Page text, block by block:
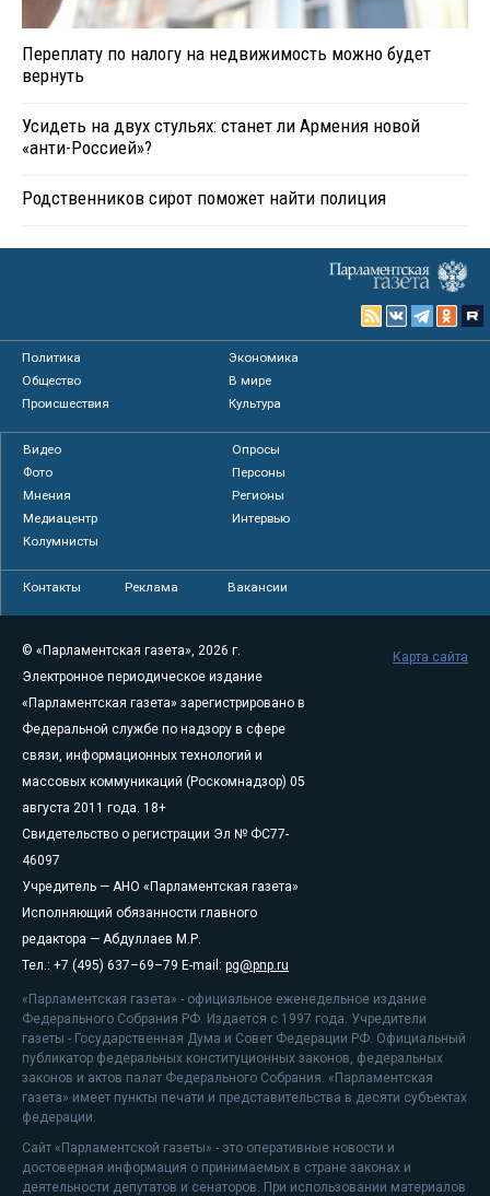
Переплату по налогу на недвижимость можно будет
вернуть
Усидеть на двух стульях: станет ли Армения новой
«анти-Россией»?
Родственников сирот поможет найти полиция
Политика
Экономика
Общество
В мире
Происшествия
Культура
Видео
Опросы
Фото
Персоны
Мнения
Регионы
Медиацентр
Интервью
Колумнисты
Контакты Реклама Вакансии
© «Парламентская газета», 2026 г.
Электронное периодическое издание
«Парламентская газета» зарегистрировано в
Федеральной службе по надзору в сфере
связи, информационных технологий и
массовых коммуникаций (Роскомнадзор) 05
августа 2011 года. 18+
Свидетельство о регистрации Эл № ФС77-
46097
Учредитель — АНО «Парламентская газета»
Исполняющий обязанности главного
редактора — Абдуллаев М.Р.
Тел.: +7 (495) 637–69–79 E-mail: pg@pnp.ru
«Парламентская газета» - официальное еженедельное издание
Федерального Собрания РФ. Издается с 1997 года. Учредители
газеты - Государственная Дума и Совет Федерации РФ. Официальный
публикатор федеральных конституционных законов, федеральных
законов и актов палат Федерального Собрания. «Парламентская
газета» имеет пункты печати и представительства в десяти субъектах
федерации.
Сайт «Парламентской газеты» - это оперативные новости и
достоверная информация о принимаемых в стране законах и
деятельности депутатов и сенаторов. При использовании материалов
Карта сайта